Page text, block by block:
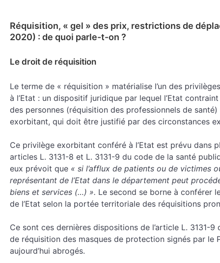
Réquisition, « gel » des prix, restrictions de
2020) : de quoi parle-t-on ?
Le droit de réquisition
Le terme de « réquisition » matérialise l’un des
à l’Etat : un dispositif juridique par lequel l’Etat
des personnes (réquisition des professionnels de santé)
exorbitant, qui doit être justifié par des circonstances
Ce privilège exorbitant conféré à l’Etat est prévu dans
articles L. 3131-8 et L. 3131-9 du code de la santé
eux prévoit que « si l’afflux de patients ou de victimes
représentant de l’Etat dans le département peut
biens et services (…) ». Le second se borne à conférer
de l’Etat selon la portée territoriale des réquisitions
Ce sont ces dernières dispositions de l’article L.
de réquisition des masques de protection signés par le
aujourd’hui abrogés.